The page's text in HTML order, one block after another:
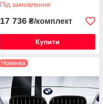
Під замовлення
17 736 ₴/комплект
Купити
Новинка